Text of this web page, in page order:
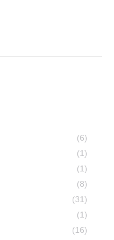
(6)
(1)
(1)
(8)
(31)
(1)
(16)